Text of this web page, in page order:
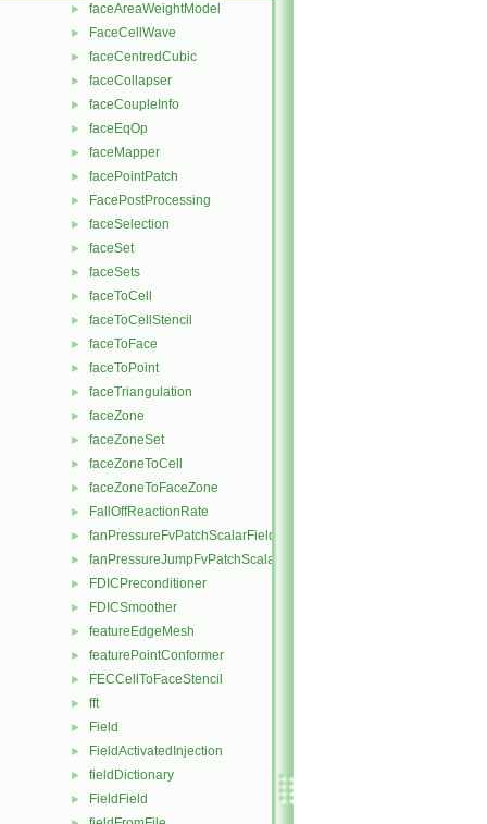
► faceAreaWeightModel
► FaceCellWave
► faceCentredCubic
► faceCollapser
► faceCoupleInfo
► faceEqOp
► faceMapper
► facePointPatch
► FacePostProcessing
► faceSelection
► faceSet
► faceSets
► faceToCell
► faceToCellStencil
► faceToFace
► faceToPoint
► faceTriangulation
► faceZone
► faceZoneSet
► faceZoneToCell
► faceZoneToFaceZone
► FallOffReactionRate
► fanPressureFvPatchScalarField
► fanPressureJumpFvPatchScalarField
► FDICPreconditioner
► FDICSmoother
► featureEdgeMesh
► featurePointConformer
► FECCellToFaceStencil
► fft
► Field
► FieldActivatedInjection
► fieldDictionary
► FieldField